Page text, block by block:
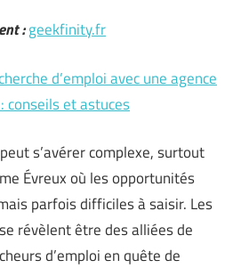
:geekfinity.fr
d’emploi avec une agence
conseils et astuces
s’avérer complexe, surtout
Évreux où les opportunités
parfois difficiles à saisir. Les
révèlent être des alliées de
d’emploi en quête de